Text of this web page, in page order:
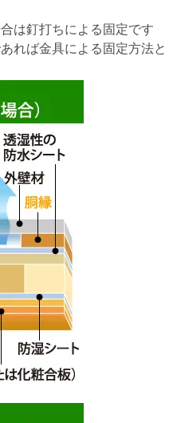
は釘打ちによる固定です
れば金具による固定方法と